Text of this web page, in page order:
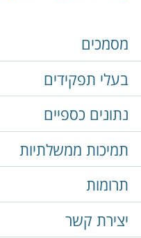
מסמכים
בעלי תפקידים
נתונים כספיים
תמיכות ממשלתיות
תרומות
יצירת קשר